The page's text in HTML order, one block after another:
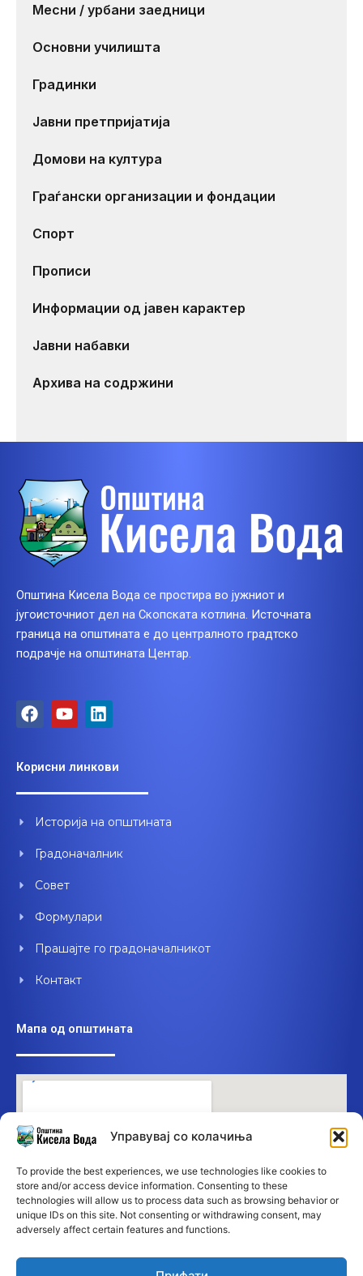
Управувај со колачиња
To provide the best experiences, we use technologies like cookies to
store and/or access device information. Consenting to these
technologies will allow us to process data such as browsing behavior or
unique IDs on this site. Not consenting or withdrawing consent, may
adversely affect certain features and functions.
Месни / урбани заедници
Основни училишта
Градинки
Јавни претпријатија
Домови на култура
Граѓански организации и фондации
Спорт
Прописи
Информации од јавен карактер
Јавни набавки
Архива на содржини
Општина Кисела Вода се простира во јужниот и
југоисточниот дел на Скопската котлина. Источната
граница на општината е до централното градтско
подрачје на општината Центар.
F
a
e
b
o
k
Y
o
t
u
b
L
i
k
e
d
n
Корисни линкови
Историја на општината
Градоначалник
Совет
Формулари
Прашајте го градоначалникот
Контакт
Мапа од општината